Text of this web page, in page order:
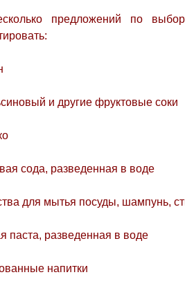
предложений по
и другие фруктовые соки
сода, разведенная в воде
для мытья посуды, шампунь,
паста, разведенная в воде
напитки